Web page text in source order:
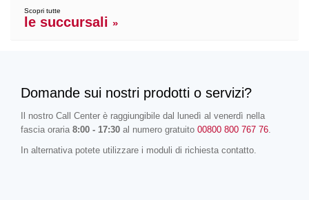
Scopri tutte
le succursali »
Domande sui nostri prodotti o servizi?
Il nostro Call Center è raggiungibile dal lunedì al venerdì nella
fascia oraria 8:00 - 17:30 al numero gratuito 00800 800 767 76.
In alternativa potete utilizzare i moduli di richiesta contatto.